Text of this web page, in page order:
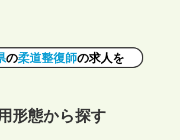
の柔道整復師の求人を
形態から探す